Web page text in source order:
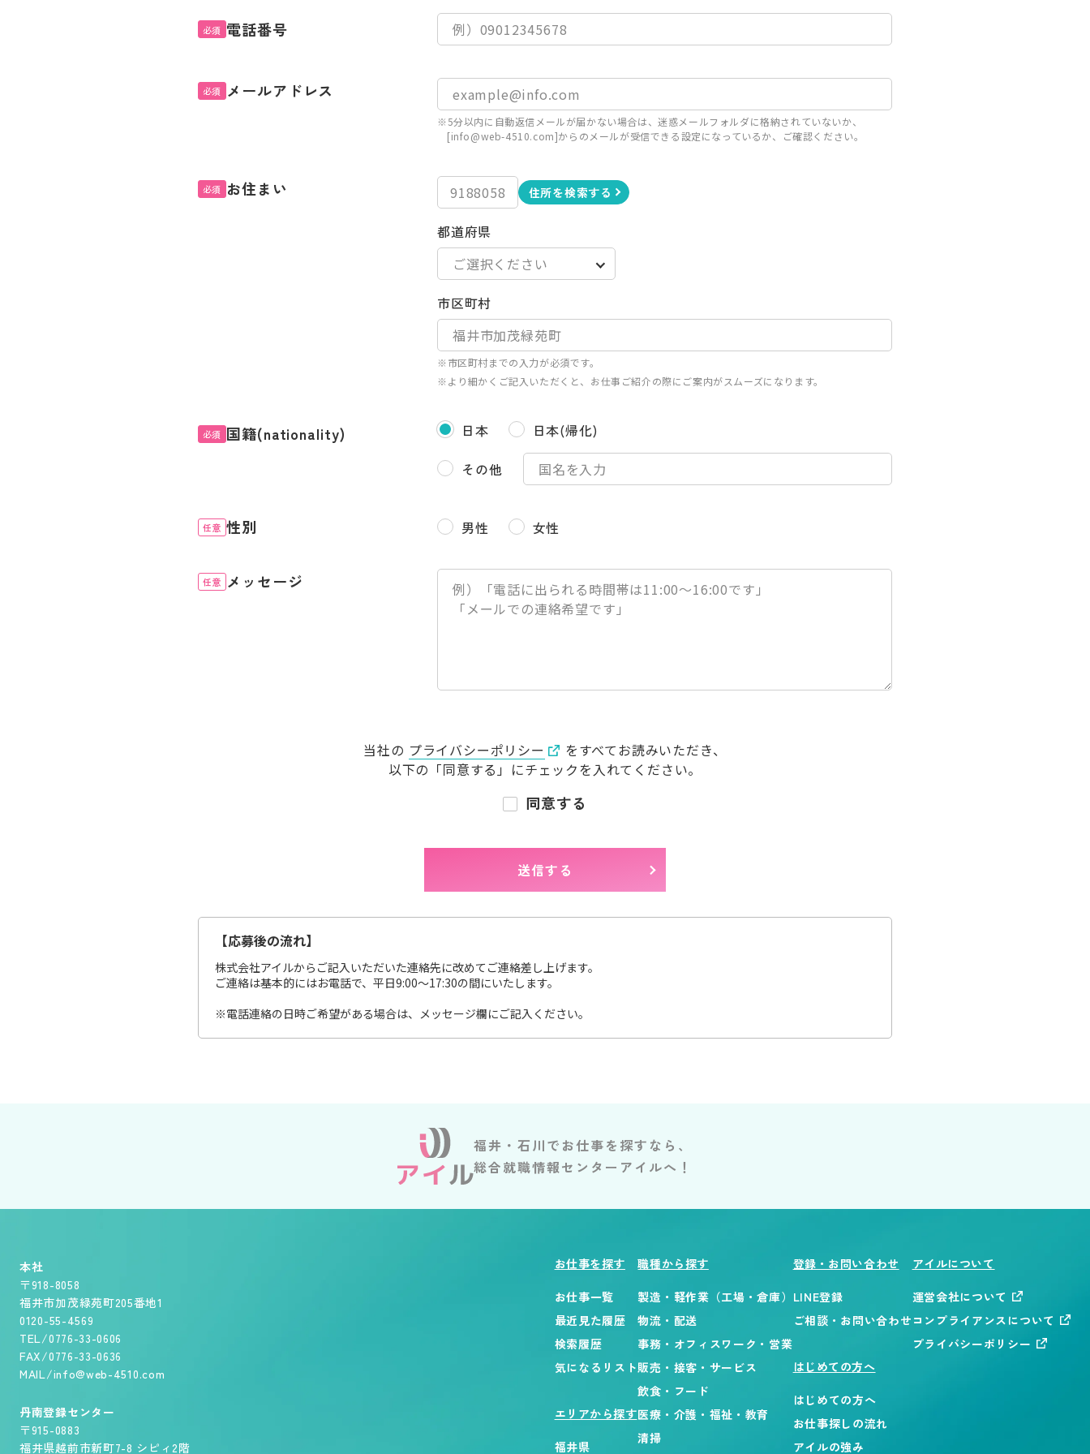
必須 電話番号
必須 メールアドレス
※5分以内に自動返信メールが届かない場合は、迷惑メールフォルダに格納されていないか、
[info@web-4510.com]からのメールが受信できる設定になっているか、ご確認ください。
必須 お住まい 住所を検索する
都道府県
市区町村
※市区町村までの入力が必須です。
※より細かくご記入いただくと、お仕事ご紹介の際にご案内がスムーズになります。
必須 国籍(nationality) 日本
日本(帰化)
その他
任意 性別 男性 女性
任意 メッセージ
当社の プライバシーポリシー
をすべてお読みいただき、
以下の「同意する」にチェックを入れてください。
同意する
【応募後の流れ】
株式会社アイルからご記入いただいた連絡先に改めてご連絡差し上げます。
ご連絡は基本的にはお電話で、平日9:00～17:30の間にいたします。
※電話連絡の日時ご希望がある場合は、メッセージ欄にご記入ください。
福井・石川でお仕事を探すなら、
総合就職情報センターアイルへ！
本社
〒918-8058
福井市加茂緑苑町205番地1
0120-55-4569
TEL/0776-33-0606
FAX/0776-33-0636
MAIL/info@web-4510.com
丹南登録センター
〒915-0883
福井県越前市新町7-8 シピィ2階
お仕事を探す
お仕事一覧
最近見た履歴
検索履歴
気になるリスト
エリアから探す
福井県
職種から探す
製造・軽作業（工場・倉庫）
物流・配送
事務・オフィスワーク・営業
販売・接客・サービス
飲食・フード
医療・介護・福祉・教育
清掃
登録・お問い合わせ
LINE登録
ご相談・お問い合わせ
はじめての方へ
はじめての方へ
お仕事探しの流れ
アイルの強み
アイルについて
運営会社について
コンプライアンスについて
プライバシーポリシー